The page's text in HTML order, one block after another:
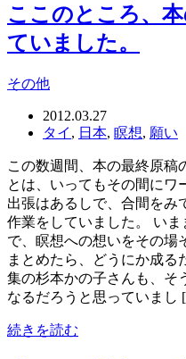
ここのところ、
ていました。
その他
2012.03.27
タイ , 日本, 瞑想, 願い
この数週間、本の最終原稿
とは、いってもその間にワ
出張はあるしで、合間をみ
作業をしていました。 い
で、瞑想への想いをその場
まとめたら、どうにか成る
集の杉本かの子さんも、そ
なるだろうと思っていま
続きを読む